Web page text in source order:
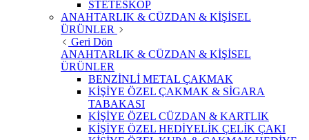
STETESKOP
ANAHTARLIK & CÜZDAN & KİŞİSEL
ÜRÜNLER
Geri Dön
ANAHTARLIK & CÜZDAN & KİŞİSEL
ÜRÜNLER
BENZİNLİ METAL ÇAKMAK
KİŞİYE ÖZEL ÇAKMAK & SİGARA
TABAKASI
KİŞİYE ÖZEL CÜZDAN & KARTLIK
KİŞİYE ÖZEL HEDİYELİK ÇELİK ÇAKI